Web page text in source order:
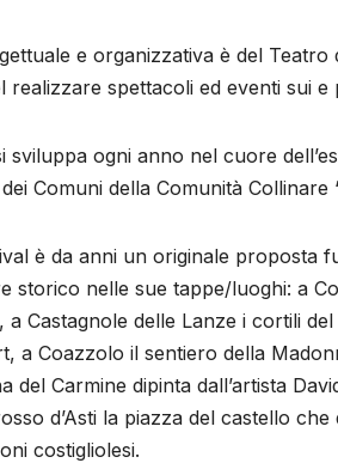
e organizzativa è del
realizzare spettacoli ed eventi sui e
sviluppa ogni anno nel cuore
Comuni della Comunità Collinare
è da anni un originale proposta
storico nelle sue tappe/luoghi: a
Castagnole delle Lanze i cortili
a Coazzolo il sentiero della
del Carmine dipinta dall’artista
d’Asti la piazza del castello
costigliolesi.